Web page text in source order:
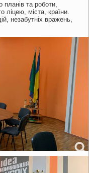
планів та роботи,
ліцею, міста, країни.
незабутніх вражень,